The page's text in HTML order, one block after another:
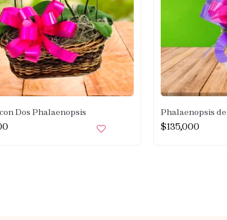
Dos Phalaenopsis Phalaenopsis
$135,000